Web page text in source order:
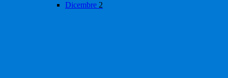
Dicembre 2